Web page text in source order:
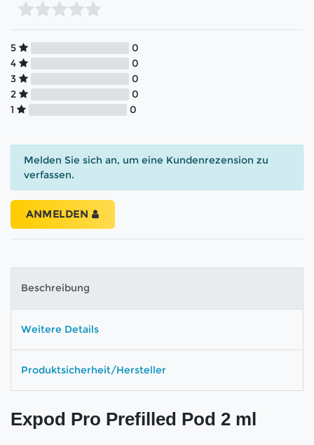
5
0
4
0
3
0
2
0
1
0
Melden Sie sich an, um eine Kundenrezension zu
verfassen.
ANMELDEN
Beschreibung
Weitere Details
Produktsicherheit/Hersteller
Expod Pro Prefilled Pod 2 ml